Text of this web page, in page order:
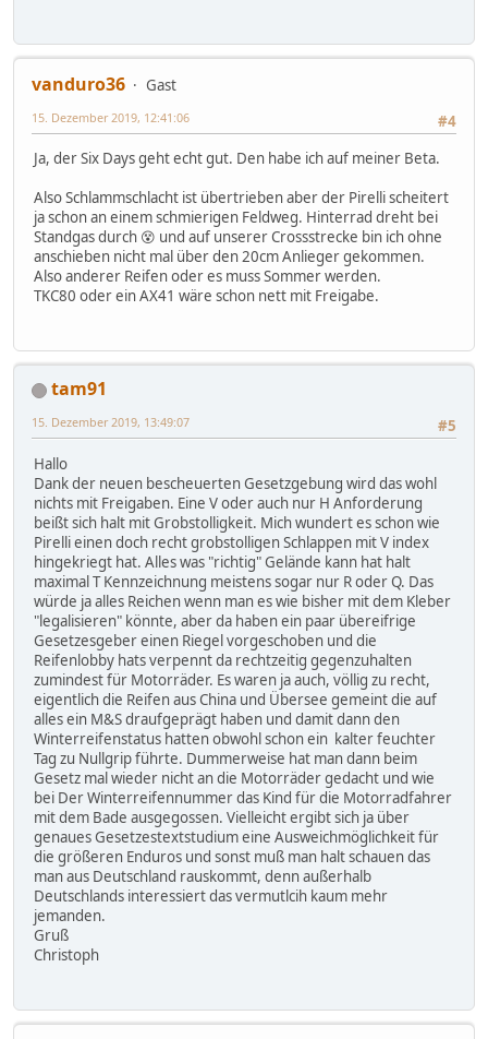
vanduro36
Gast
#4
15. Dezember 2019, 12:41:06
Ja, der Six Days geht echt gut. Den habe ich auf meiner Beta.
Also Schlammschlacht ist übertrieben aber der Pirelli scheitert
ja schon an einem schmierigen Feldweg. Hinterrad dreht bei
Standgas durch 😵 und auf unserer Crossstrecke bin ich ohne
anschieben nicht mal über den 20cm Anlieger gekommen.
Also anderer Reifen oder es muss Sommer werden.
TKC80 oder ein AX41 wäre schon nett mit Freigabe.
tam91
#5
15. Dezember 2019, 13:49:07
Hallo
Dank der neuen bescheuerten Gesetzgebung wird das wohl
nichts mit Freigaben. Eine V oder auch nur H Anforderung
beißt sich halt mit Grobstolligkeit. Mich wundert es schon wie
Pirelli einen doch recht grobstolligen Schlappen mit V index
hingekriegt hat. Alles was "richtig" Gelände kann hat halt
maximal T Kennzeichnung meistens sogar nur R oder Q. Das
würde ja alles Reichen wenn man es wie bisher mit dem Kleber
"legalisieren" könnte, aber da haben ein paar übereifrige
Gesetzesgeber einen Riegel vorgeschoben und die
Reifenlobby hats verpennt da rechtzeitig gegenzuhalten
zumindest für Motorräder. Es waren ja auch, völlig zu recht,
eigentlich die Reifen aus China und Übersee gemeint die auf
alles ein M&S draufgeprägt haben und damit dann den
Winterreifenstatus hatten obwohl schon ein kalter feuchter
Tag zu Nullgrip führte. Dummerweise hat man dann beim
Gesetz mal wieder nicht an die Motorräder gedacht und wie
bei Der Winterreifennummer das Kind für die Motorradfahrer
mit dem Bade ausgegossen. Vielleicht ergibt sich ja über
genaues Gesetzestextstudium eine Ausweichmöglichkeit für
die größeren Enduros und sonst muß man halt schauen das
man aus Deutschland rauskommt, denn außerhalb
Deutschlands interessiert das vermutlcih kaum mehr
jemanden.
Gruß
Christoph